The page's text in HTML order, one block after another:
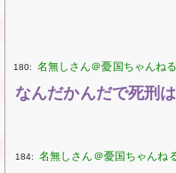
180:
なんだかんだで死刑
184: